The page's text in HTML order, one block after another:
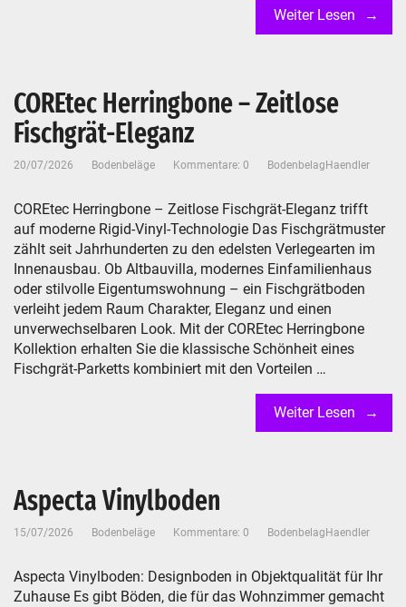
Weiter Lesen
COREtec Herringbone – Zeitlose
Fischgrät-Eleganz
20/07/2026 Bodenbeläge Kommentare: 0 BodenbelagHaendler
COREtec Herringbone – Zeitlose Fischgrät-Eleganz trifft
auf moderne Rigid-Vinyl-Technologie Das Fischgrätmuster
zählt seit Jahrhunderten zu den edelsten Verlegearten im
Innenausbau. Ob Altbauvilla, modernes Einfamilienhaus
oder stilvolle Eigentumswohnung – ein Fischgrätboden
verleiht jedem Raum Charakter, Eleganz und einen
unverwechselbaren Look. Mit der COREtec Herringbone
Kollektion erhalten Sie die klassische Schönheit eines
Fischgrät-Parketts kombiniert mit den Vorteilen …
Weiter Lesen
Aspecta Vinylboden
15/07/2026 Bodenbeläge Kommentare: 0 BodenbelagHaendler
Aspecta Vinylboden: Designboden in Objektqualität für Ihr
Zuhause Es gibt Böden, die für das Wohnzimmer gemacht